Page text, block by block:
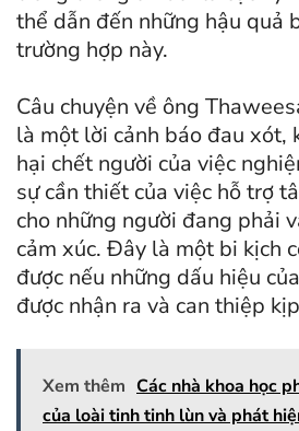
thể dẫn đến những hậu quả
trường hợp này.
Câu chuyện về ông
là một lời cảnh báo đau xót,
hại chết người của việc
sự cần thiết của việc hỗ trợ
cho những người đang phải
cảm xúc. Đây là một bi kịch
được nếu những dấu hiệu
được nhận ra và can thiệp
Xem thêm Các nhà khoa học
của loài tinh tinh lùn và phát